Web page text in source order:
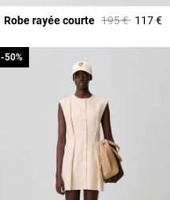
Robe rayée courte Prix réduit à
195 €à117 €
-50%
-50%